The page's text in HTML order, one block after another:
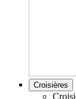
Croisières